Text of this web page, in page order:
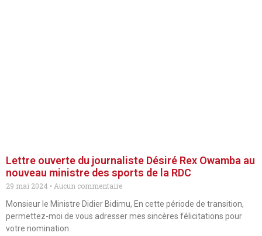
Lettre ouverte du journaliste Désiré Rex Owamba au
nouveau ministre des sports de la RDC
29 mai 2024
Aucun commentaire
Monsieur le Ministre Didier Bidimu, En cette période de transition,
permettez-moi de vous adresser mes sincères félicitations pour
votre nomination